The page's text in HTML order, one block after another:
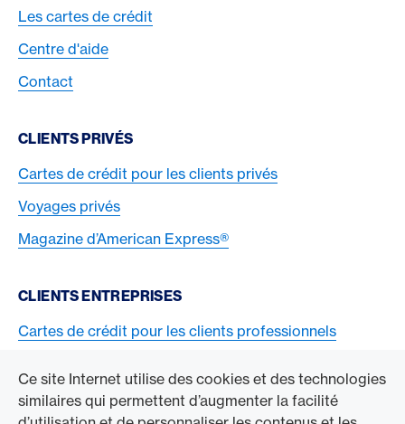
Ce site Internet utilise des cookies et des technologies
similaires qui permettent d’augmenter la facilité
Les cartes de crédit
Centre d'aide
Contact
CLIENTS PRIVÉS
Cartes de crédit pour les clients privés
Voyages privés
Magazine d’American Express®
CLIENTS ENTREPRISES
Cartes de crédit pour les clients professionnels
ACCÉDER À L’ENTREPRISE